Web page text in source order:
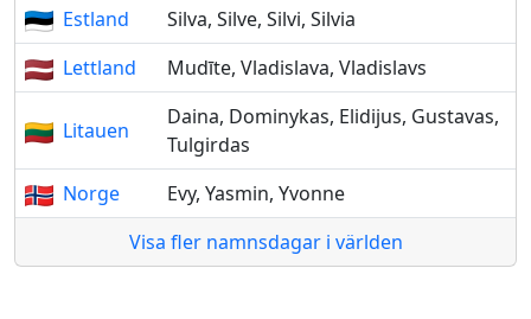
Estland
Silva, Silve, Silvi, Silvia
Lettland
Mudīte, Vladislava, Vladislavs
Litauen
Daina, Dominykas, Elidijus, Gustavas,
Tulgirdas
Norge
Evy, Yasmin, Yvonne
Visa fler namnsdagar i världen